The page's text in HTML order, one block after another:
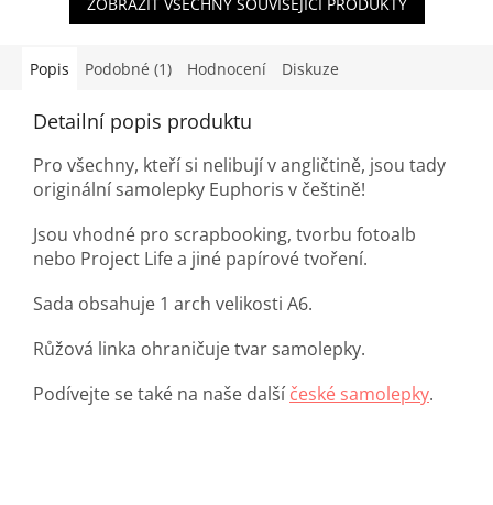
Popis Podobné (1) Hodnocení Diskuze
Detailní popis produktu
Pro všechny, kteří si nelibují v angličtině, jsou tady
originální samolepky Euphoris v češtině!
Jsou vhodné pro scrapbooking, tvorbu fotoalb
nebo Project Life a jiné papírové tvoření.
Sada obsahuje 1 arch velikosti A6.
Růžová linka ohraničuje tvar samolepky.
Podívejte se také na naše další české samolepky.